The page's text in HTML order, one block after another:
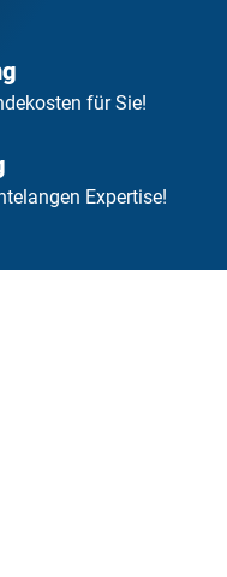
für Sie!
Expertise!